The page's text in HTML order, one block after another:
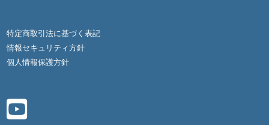
特定商取引法に基づく表記
情報セキュリティ方針
個人情報保護方針